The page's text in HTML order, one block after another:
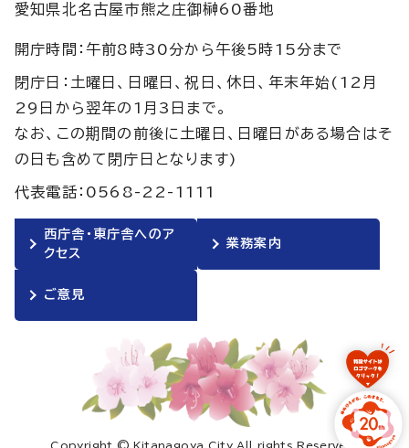
愛知県北名古屋市熊之庄御榊60番地
開庁時間：午前8時30分から午後5時15分まで
閉庁日：土曜日、日曜日、祝日、休日、年末年始(12月
29日から翌年の1月3日まで。
なお、この期間の前後に土曜日、日曜日がある場合はそ
の日も含めて閉庁日となります)
代表電話：0568-22-1111
西庁舎・東庁舎へのア
クセス
業務案内
ご意見
Copyright © Kitanagoya City All rights Reserved.